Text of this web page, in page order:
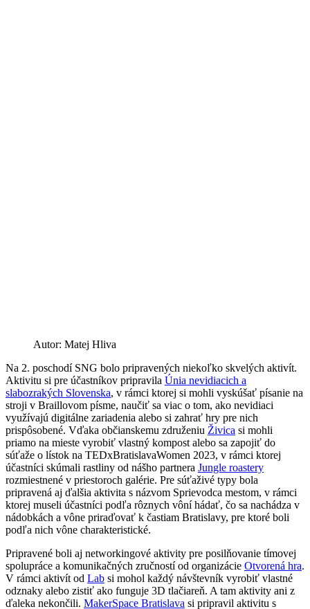
Autor: Matej Hliva
Na 2. poschodí SNG bolo pripravených niekoľko skvelých aktivít.
Aktivitu si pre účastníkov pripravila Únia nevidiacich a
slabozrakých Slovenska, v rámci ktorej si mohli vyskúšať písanie na
stroji v Braillovom písme, naučiť sa viac o tom, ako nevidiaci
využívajú digitálne zariadenia alebo si zahrať hry pre nich
prispôsobené. Vďaka občianskemu združeniu Živica si mohli
priamo na mieste vyrobiť vlastný kompost alebo sa zapojiť do
súťaže o lístok na TEDxBratislavaWomen 2023, v rámci ktorej
účastníci skúmali rastliny od nášho partnera Jungle roastery
rozmiestnené v priestoroch galérie. Pre súťaživé typy bola
pripravená aj ďalšia aktivita s názvom Sprievodca mestom, v rámci
ktorej museli účastníci podľa rôznych vôní hádať, čo sa nachádza v
nádobkách a vône priraďovať k častiam Bratislavy, pre ktoré boli
podľa nich vône charakteristické.
Pripravené boli aj networkingové aktivity pre posilňovanie tímovej
spolupráce a komunikačných zručností od organizácie Otvorená hra.
V rámci aktivít od Lab si mohol každý návštevník vyrobiť vlastné
odznaky alebo zistiť ako funguje 3D tlačiareň. A tam aktivity ani z
ďaleka nekončili. MakerSpace Bratislava si pripravil aktivitu s